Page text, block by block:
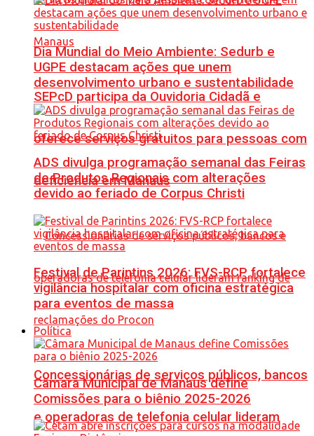
SEPcD participa da Ouvidoria Cidadã e
oferece serviços gratuitos para pessoas com
deficiência em Manaus
Concessionárias de serviços públicos, bancos
e operadoras de telefonia celular lideram
Dia Mundial do Meio Ambiente: Sedurb e
UGPE destacam ações que unem
desenvolvimento urbano e sustentabilidade
ADS divulga programação semanal das Feiras
de Produtos Regionais com alterações
devido ao feriado de Corpus Christi
Festival de Parintins 2026: FVS-RCP fortalece
vigilância hospitalar com oficina estratégica
para eventos de massa
Política
Câmara Municipal de Manaus define
Comissões para o biênio 2025-2026